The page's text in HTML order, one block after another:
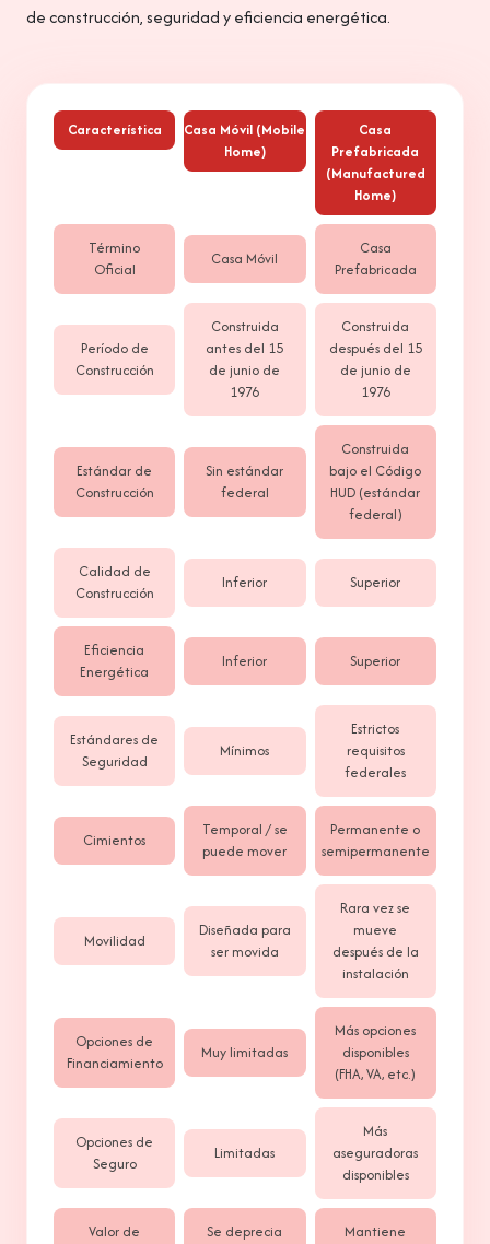
de construcción, seguridad y eficiencia energética.
Característica
Casa Móvil (Mobile
Home)
Casa
Prefabricada
(Manufactured
Home)
Término
Oficial
Casa Móvil
Casa
Prefabricada
Período de
Construcción
Construida
antes del 15
de junio de
1976
Construida
después del 15
de junio de
1976
Estándar de
Construcción
Sin estándar
federal
Construida
bajo el Código
HUD (estándar
federal)
Calidad de
Construcción
Inferior Superior
Eficiencia
Energética
Inferior Superior
Estándares de
Seguridad
Mínimos
Estrictos
requisitos
federales
Cimientos
Temporal / se
puede mover
Permanente o
semipermanente
Movilidad
Diseñada para
ser movida
Rara vez se
mueve
después de la
instalación
Opciones de
Financiamiento
Muy limitadas
Más opciones
disponibles
(FHA, VA, etc.)
Opciones de
Seguro
Limitadas
Más
aseguradoras
disponibles
Valor de
Se deprecia
Mantiene